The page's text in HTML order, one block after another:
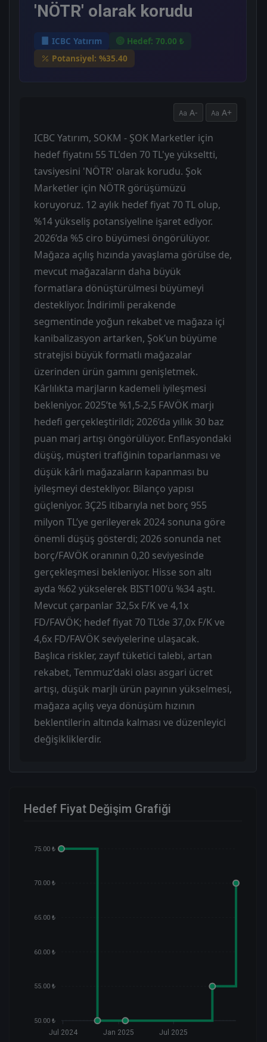
'NÖTR' olarak korudu
ICBC Yatırım
Hedef: 70.00 ₺
Potansiyel: %35.40
A- A+
ICBC Yatırım, SOKM - ŞOK Marketler için
hedef fiyatını 55 TL'den 70 TL'ye yükseltti,
tavsiyesini 'NÖTR' olarak korudu. Şok
Marketler için NÖTR görüşümüzü
koruyoruz. 12 aylık hedef fiyat 70 TL olup,
%14 yükseliş potansiyeline işaret ediyor.
2026’da %5 ciro büyümesi öngörülüyor.
Mağaza açılış hızında yavaşlama görülse de,
mevcut mağazaların daha büyük
formatlara dönüştürülmesi büyümeyi
destekliyor. İndirimli perakende
segmentinde yoğun rekabet ve mağaza içi
kanibalizasyon artarken, Şok’un büyüme
stratejisi büyük formatlı mağazalar
üzerinden ürün gamını genişletmek.
Kârlılıkta marjların kademeli iyileşmesi
bekleniyor. 2025’te %1,5-2,5 FAVÖK marjı
hedefi gerçekleştirildi; 2026’da yıllık 30 baz
puan marj artışı öngörülüyor. Enflasyondaki
düşüş, müşteri trafiğinin toparlanması ve
düşük kârlı mağazaların kapanması bu
iyileşmeyi destekliyor. Bilanço yapısı
güçleniyor. 3Ç25 itibarıyla net borç 955
milyon TL’ye gerileyerek 2024 sonuna göre
önemli düşüş gösterdi; 2026 sonunda net
borç/FAVÖK oranının 0,20 seviyesinde
gerçekleşmesi bekleniyor. Hisse son altı
ayda %62 yükselerek BIST100’ü %34 aştı.
Mevcut çarpanlar 32,5x F/K ve 4,1x
FD/FAVÖK; hedef fiyat 70 TL’de 37,0x F/K ve
4,6x FD/FAVÖK seviyelerine ulaşacak.
Başlıca riskler, zayıf tüketici talebi, artan
rekabet, Temmuz’daki olası asgari ücret
artışı, düşük marjlı ürün payının yükselmesi,
mağaza açılış veya dönüşüm hızının
beklentilerin altında kalması ve düzenleyici
değişikliklerdir.
Hedef Fiyat Değişim Grafiği
75.00 ₺
70.00 ₺
65.00 ₺
60.00 ₺
55.00 ₺
50.00 ₺
Jul 2024 Jan 2025 Jul 2025